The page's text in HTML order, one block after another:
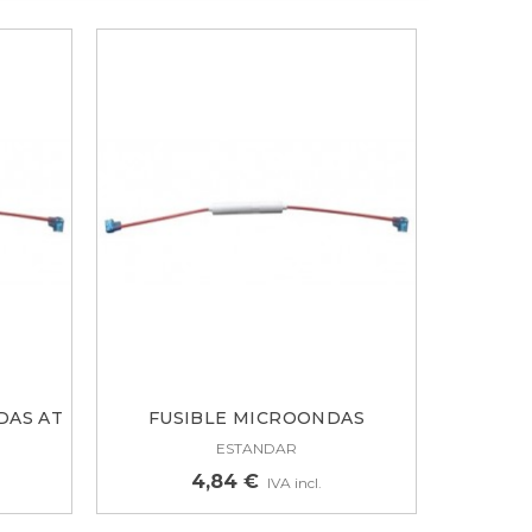
AT
FUSIBLE MICROONDAS
ESTÁNDAR AT...
ESTANDAR
4,84 € IVA incl.